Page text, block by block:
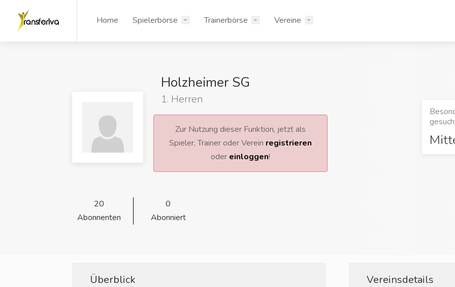
Home Spielerbörse Trainerbörse Vereine
Holzheimer SG
1. Herren
Zur Nutzung dieser Funktion, jetzt als
Spieler, Trainer oder Verein registrieren
oder einloggen!
20
Abonnenten
0
Abonniert
Überblick Vereinsdetails